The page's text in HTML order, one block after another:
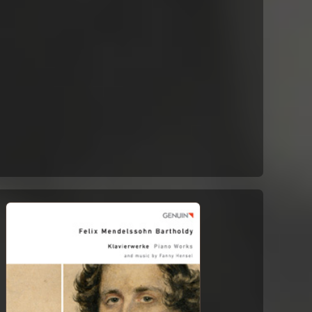
zu schnell
Finale. Markirtes, ziemlich
lebhaftes Tempo
Albert Dietrich,Robert
Schumann,Johannes Brahms
F.A.E. Sonate
Allegro (Dietrich)